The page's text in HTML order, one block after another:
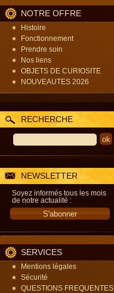
NOTRE OFFRE
Histoire
Fonctionnement
Prendre soin
Nos liens
OBJETS DE CURIOSITE
NOUVEAUTES 2026
RECHERCHE
NEWSLETTER
Soyez informés tous les mois
de notre actualité :
SERVICES
Mentions légales
Sécurité
QUESTIONS FREQUENTES